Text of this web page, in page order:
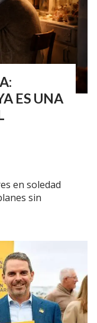
ES UNA
en soledad
sin